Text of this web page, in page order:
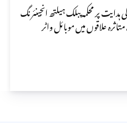
پر محکمہ پبلک ہیلتھ انجینئرنگ
علاقوں میں موبائل واٹر